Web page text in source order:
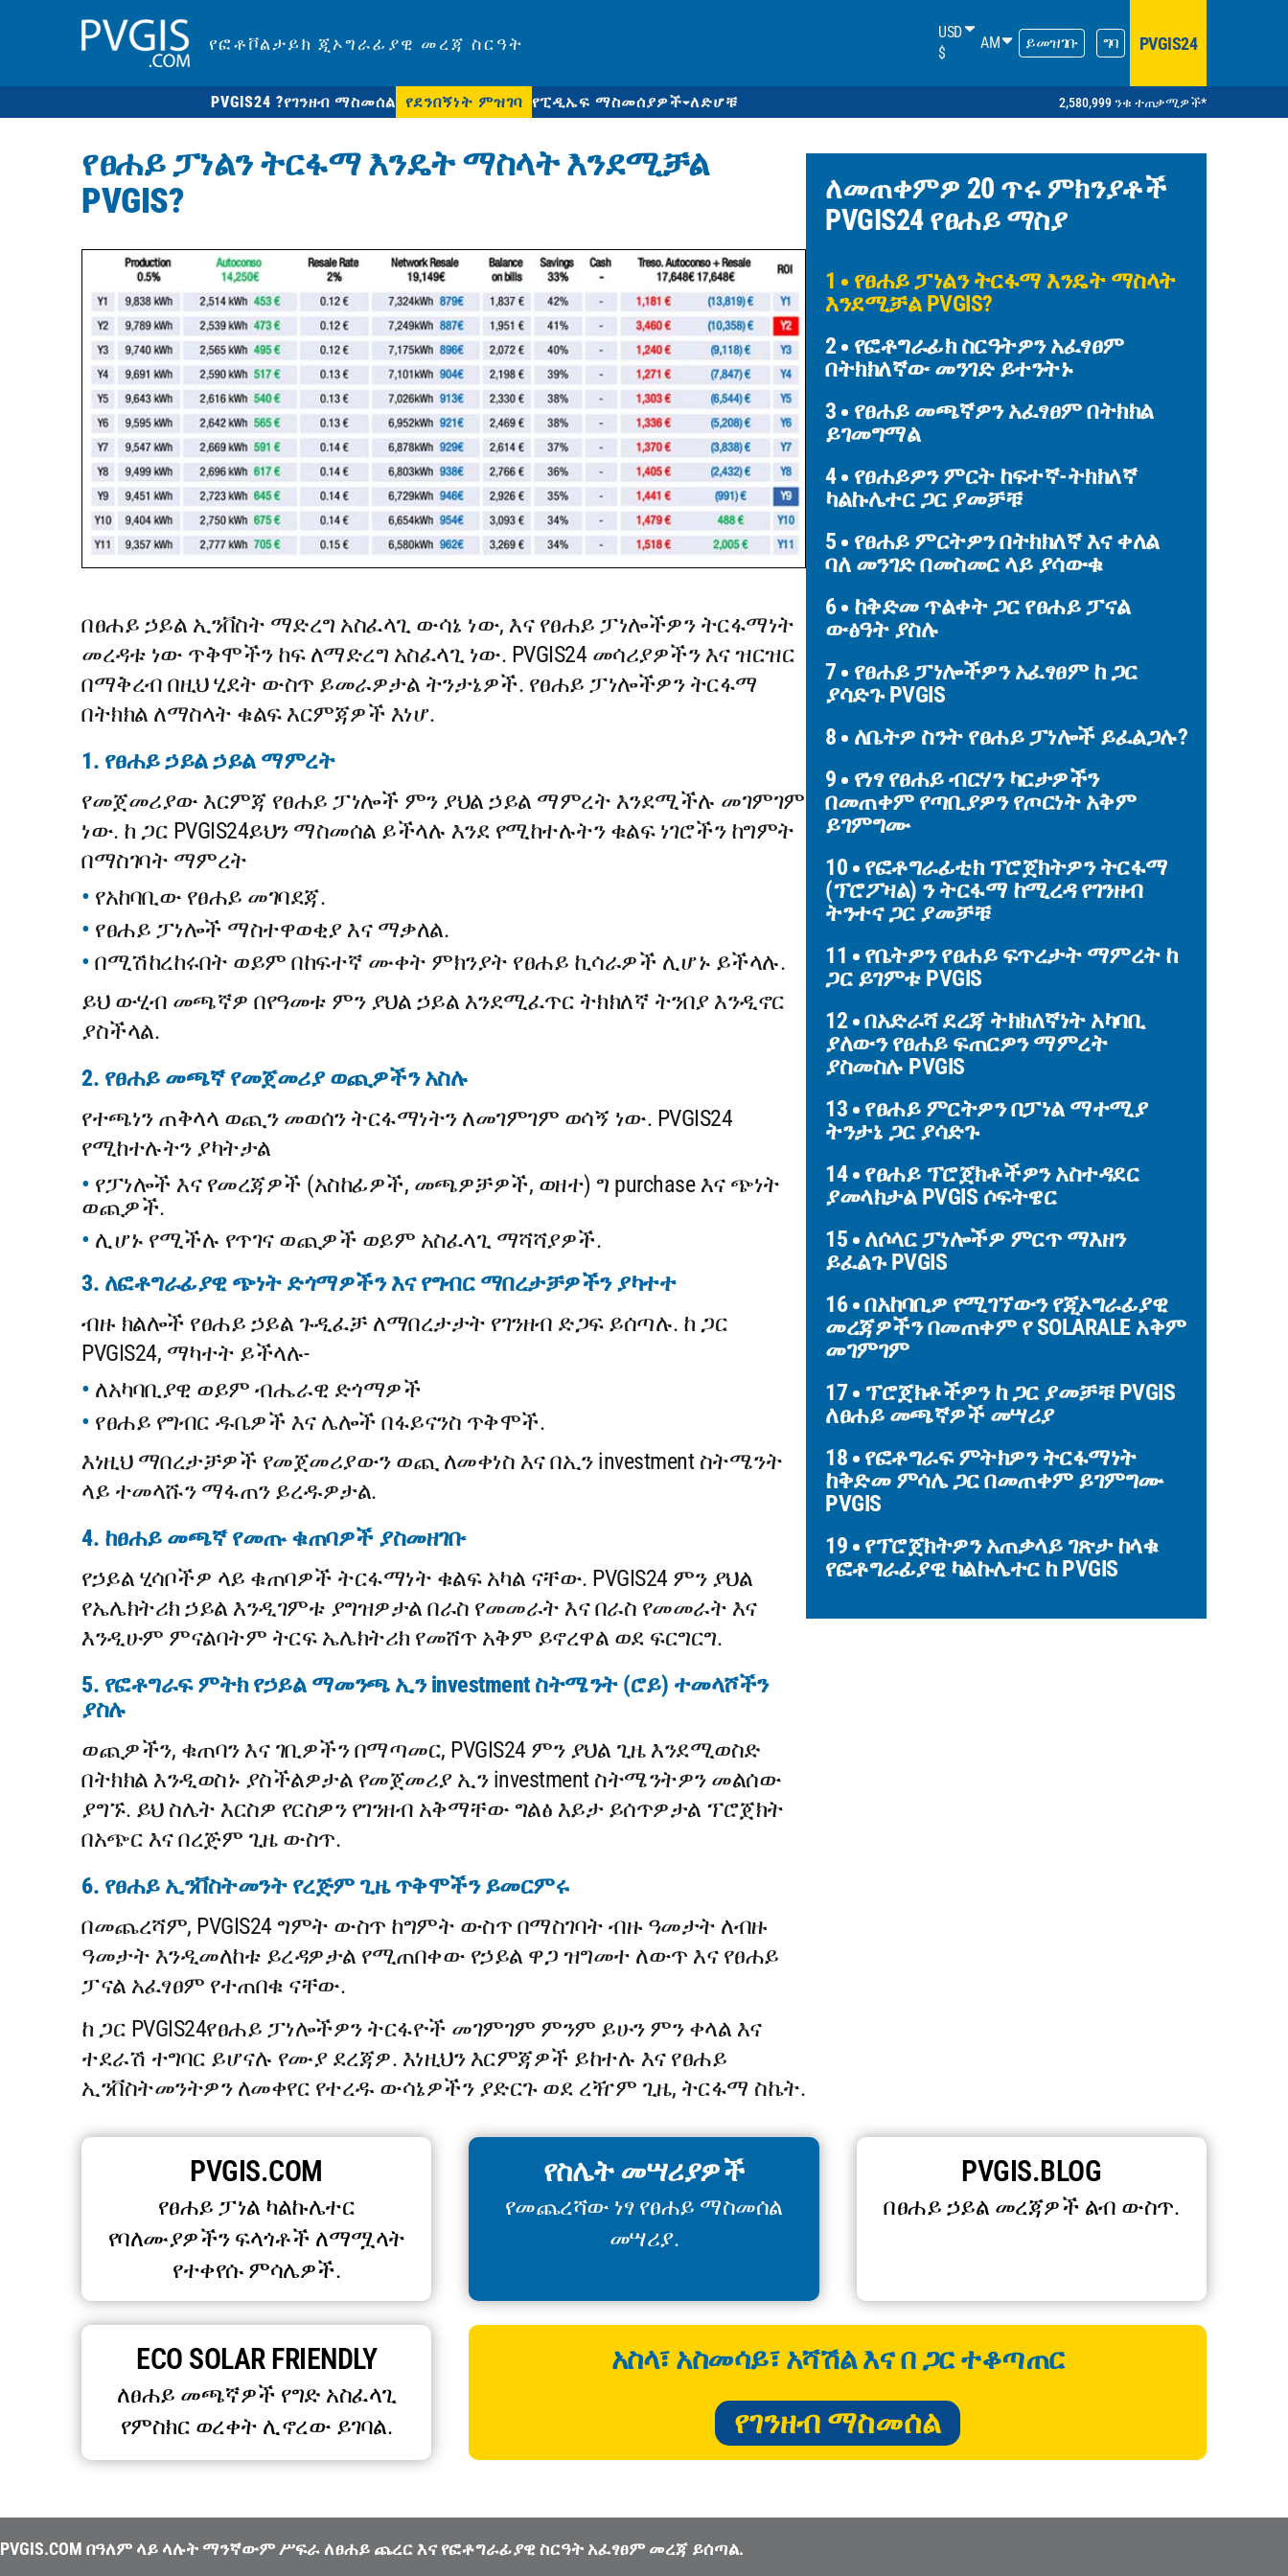
የፎቶቮልታይክ ጂኦግራፊያዊ መረጃ ስርዓት
USD
$
AM ይመዝገቡ ግባ PVGIS24
PVGIS24 ?የገንዘብ ማስመሰል የደንበኝነት ምዝገባ የፒዲኤፍ ማስመሰያዎች ለድሆቹ 2,580,999 ንቁ ተጠቃሚዎች*
የፀሐይ ፓነልን ትርፋማ እንዴት ማስላት እንደሚቻል
PVGIS?
በፀሐይ ኃይል ኢንቨስት ማድረግ አስፈላጊ ውሳኔ ነው, እና የፀሐይ ፓነሎችዎን ትርፋማነት
መረዳቱ ነው ጥቅሞችን ከፍ ለማድረግ አስፈላጊ ነው. PVGIS24 መሳሪያዎችን እና ዝርዝር
በማቅረብ በዚህ ሂደት ውስጥ ይመራዎታል ትንታኔዎች. የፀሐይ ፓነሎችዎን ትርፋማ
በትክክል ለማስላት ቁልፍ እርምጃዎች እነሆ.
1. የፀሐይ ኃይል ኃይል ማምረት
የመጀመሪያው እርምጃ የፀሐይ ፓነሎች ምን ያህል ኃይል ማምረት እንደሚችሉ መገምገም
ነው. ከ ጋር PVGIS24ይህን ማስመሰል ይችላሉ እንደ የሚከተሉትን ቁልፍ ነገሮችን ከግምት
በማስገባት ማምረት
የአከባቢው የፀሐይ መገባደጃ.
የፀሐይ ፓነሎች ማስተዋወቂያ እና ማቃለል.
በሚሽከረከሩበት ወይም በከፍተኛ ሙቀት ምክንያት የፀሐይ ኪሳራዎች ሊሆኑ ይችላሉ.
ይህ ውሂብ መጫኛዎ በየዓመቱ ምን ያህል ኃይል እንደሚፈጥር ትክክለኛ ትንበያ እንዲኖር
ያስችላል.
2. የፀሐይ መጫኛ የመጀመሪያ ወጪዎችን አስሉ
የተጫነን ጠቅላላ ወጪን መወሰን ትርፋማነትን ለመገምገም ወሳኝ ነው. PVGIS24
የሚከተሉትን ያካትታል
የፓነሎች እና የመረጃዎች (አስከፊዎች, መጫዎቻዎች, ወዘተ) ግ purchase እና ጭነት
ወጪዎች.
ሊሆኑ የሚችሉ የጥገና ወጪዎች ወይም አስፈላጊ ማሻሻያዎች.
3. ለፎቶግራፊያዊ ጭነት ድጎማዎችን እና የግብር ማበረታቻዎችን ያካተተ
ብዙ ክልሎች የፀሐይ ኃይል ጉዲፈቻ ለማበረታታት የገንዘብ ድጋፍ ይሰጣሉ. ከ ጋር
PVGIS24, ማካተት ይችላሉ-
ለአካባቢያዊ ወይም ብሔራዊ ድጎማዎች
የፀሐይ የግብር ዱቤዎች እና ሌሎች በፋይናንስ ጥቅሞች.
እነዚህ ማበረታቻዎች የመጀመሪያውን ወጪ ለመቀነስ እና በኢን investment ስትሜንት
ላይ ተመላሹን ማፋጠን ይረዱዎታል.
4. ከፀሐይ መጫኛ የመጡ ቁጠባዎች ያስመዘገቡ
የኃይል ሂሳቦችዎ ላይ ቁጠባዎች ትርፋማነት ቁልፍ አካል ናቸው. PVGIS24 ምን ያህል
የኤሌክትሪክ ኃይል እንዲገምቱ ያግዝዎታል በራስ የመመራት እና በራስ የመመራት እና
እንዲሁም ምናልባትም ትርፍ ኤሌክትሪክ የመሸጥ አቅም ይኖረዋል ወደ ፍርግርግ.
5. የፎቶግራፍ ምትክ የኃይል ማመንጫ ኢን investment ስትሜንት (ሮይ) ተመላሾችን
ያስሉ
ወጪዎችን, ቁጠባን እና ገቢዎችን በማጣመር, PVGIS24 ምን ያህል ጊዜ እንደሚወስድ
በትክክል እንዲወስኑ ያስችልዎታል የመጀመሪያ ኢን investment ስትሜንትዎን መልሰው
ያግኙ. ይህ ስሌት እርስዎ የርስዎን የገንዘብ አቅማቸው ግልፅ እይታ ይሰጥዎታል ፕሮጀክት
በአጭር እና በረጅም ጊዜ ውስጥ.
6. የፀሐይ ኢንቨስትመንት የረጅም ጊዜ ጥቅሞችን ይመርምሩ
በመጨረሻም, PVGIS24 ግምት ውስጥ ከግምት ውስጥ በማስገባት ብዙ ዓመታት ለብዙ
ዓመታት እንዲመለከቱ ይረዳዎታል የሚጠበቀው የኃይል ዋጋ ዝግመተ ለውጥ እና የፀሐይ
ፓናል አፈፃፀም የተጠበቁ ናቸው.
ከ ጋር PVGIS24የፀሐይ ፓነሎችዎን ትርፋዮች መገምገም ምንም ይሁን ምን ቀላል እና
ተደራሽ ተግባር ይሆናሉ የሙያ ደረጃዎ. እነዚህን እርምጃዎች ይከተሉ እና የፀሐይ
ኢንቨስትመንትዎን ለመቀየር የተረዱ ውሳኔዎችን ያድርጉ ወደ ረዥም ጊዜ, ትርፋማ ስኬት.
ለመጠቀምዎ 20 ጥሩ ምክንያቶች
PVGIS24 የፀሐይ ማስያ
1
የፀሐይ ፓነልን ትርፋማ እንዴት ማስላት
እንደሚቻል PVGIS?
2
የፎቶግራፊክ ስርዓትዎን አፈፃፀም
በትክክለኛው መንገድ ይተንትኑ
3
የፀሐይ መጫኛዎን አፈፃፀም በትክክል
ይገመግማል
4
የፀሐይዎን ምርት ከፍተኛ-ትክክለኛ
ካልኩሌተር ጋር ያመቻቹ
5
የፀሐይ ምርትዎን በትክክለኛ እና ቀለል
ባለ መንገድ በመስመር ላይ ያሳውቁ
6
ከቅድመ ጥልቀት ጋር የፀሐይ ፓናል
ውፅዓት ያስሉ
7
የፀሐይ ፓነሎችዎን አፈፃፀም ከ ጋር
ያሳድጉ PVGIS
8
ለቤትዎ ስንት የፀሐይ ፓነሎች ይፈልጋሉ?
9
የነፃ የፀሐይ ብርሃን ካርታዎችን
በመጠቀም የጣቢያዎን የጦርነት አቅም
ይገምግሙ
10 የፎቶግራፊቲክ ፕሮጀክትዎን ትርፋማ
(ፕሮፖዛል) ን ትርፋማ ከሚረዳ የገንዘብ
ትንተና ጋር ያመቻቹ
11 የቤትዎን የፀሐይ ፍጥረታት ማምረት ከ
ጋር ይገምቱ PVGIS
12 በአድራሻ ደረጃ ትክክለኛነት አካባቢ
ያለውን የፀሐይ ፍጠርዎን ማምረት
ያስመስሉ PVGIS
13 የፀሐይ ምርትዎን በፓነል ማተሚያ
ትንታኔ ጋር ያሳድጉ
14 የፀሐይ ፕሮጀክቶችዎን አስተዳደር
ያመላክታል PVGIS ሶፍትዌር
15 ለሶላር ፓነሎችዎ ምርጥ ማእዘን
ይፈልጉ PVGIS
16 በአከባቢዎ የሚገኘውን የጂኦግራፊያዊ
መረጃዎችን በመጠቀም የ SOLARALE አቅም
መገምገም
17 ፕሮጀክቶችዎን ከ ጋር ያመቻቹ PVGIS
ለፀሐይ መጫኛዎች መሣሪያ
18 የፎቶግራፍ ምትክዎን ትርፋማነት
ከቅድመ ምሳሌ ጋር በመጠቀም ይገምግሙ
PVGIS
19 የፕሮጀክትዎን አጠቃላይ ገጽታ ከላቁ
የፎቶግራፊያዊ ካልኩሌተር ከ PVGIS
PVGIS.COM
የፀሐይ ፓነል ካልኩሌተር
የባለሙያዎችን ፍላጎቶች ለማሟላት
የተቀየሱ ምሳሌዎች.
የስሌት መሣሪያዎች
የመጨረሻው ነፃ የፀሐይ ማስመሰል
መሣሪያ.
PVGIS.BLOG
በፀሐይ ኃይል መረጃዎች ልብ ውስጥ.
ECO SOLAR FRIENDLY
ለፀሐይ መጫኛዎች የግድ አስፈላጊ
የምስክር ወረቀት ሊኖረው ይገባል.
አስላ፣ አስመሳይ፣ አሻሽል እና በ ጋር ተቆጣጠር
የገንዘብ ማስመሰል
PVGIS.COM በዓለም ላይ ላሉት ማንኛውም ሥፍራ ለፀሐይ ጨረር እና የፎቶግራፊያዊ ስርዓት አፈፃፀም መረጃ ይሰጣል.